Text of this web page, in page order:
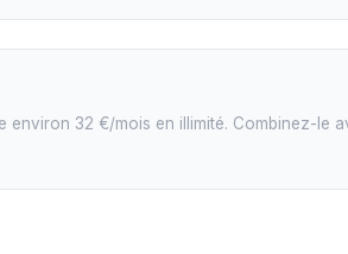
environ 32 €/mois en illimité. Combinez-le